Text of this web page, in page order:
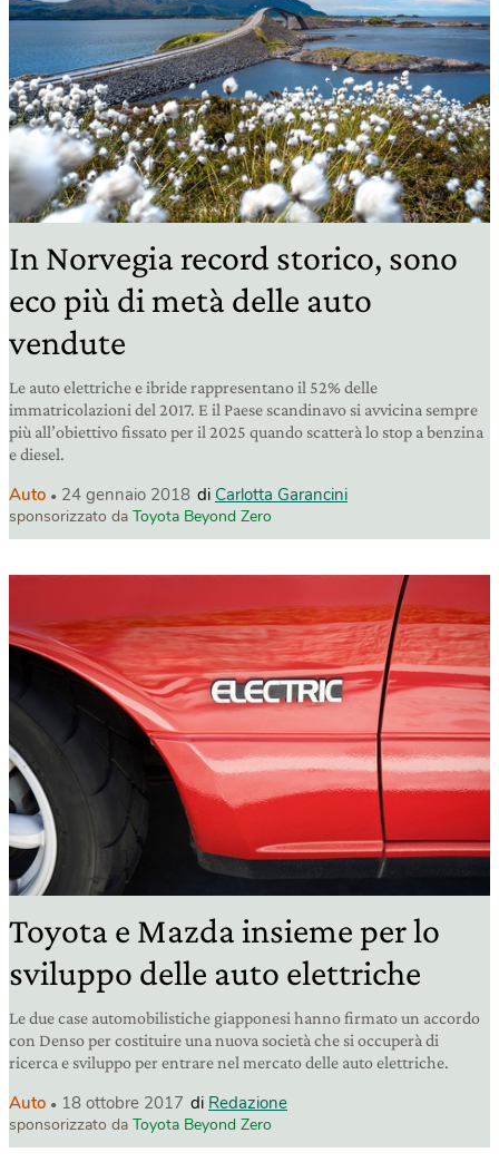
In Norvegia record storico, sono
eco più di metà delle auto
vendute
Le auto elettriche e ibride rappresentano il 52% delle
immatricolazioni del 2017. E il Paese scandinavo si avvicina sempre
più all’obiettivo fissato per il 2025 quando scatterà lo stop a benzina
e diesel.
Auto 24 gennaio 2018 di Carlotta Garancini
sponsorizzato da Toyota Beyond Zero
Toyota e Mazda insieme per lo
sviluppo delle auto elettriche
Le due case automobilistiche giapponesi hanno firmato un accordo
con Denso per costituire una nuova società che si occuperà di
ricerca e sviluppo per entrare nel mercato delle auto elettriche.
Auto 18 ottobre 2017 di Redazione
sponsorizzato da Toyota Beyond Zero